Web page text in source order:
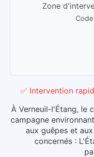
Zone
✅ Intervention
À Verneuil-l'Étang, le
campagne
aux guêpes et
concernés :